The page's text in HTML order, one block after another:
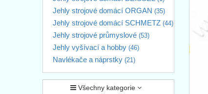
Jehly strojové domácí ORGAN (35)
Jehly strojové domácí SCHMETZ (44)
Jehly strojové průmyslové (53)
Jehly vyšívací a hobby (46)
Navlékače a náprstky (21)
Všechny kategorie